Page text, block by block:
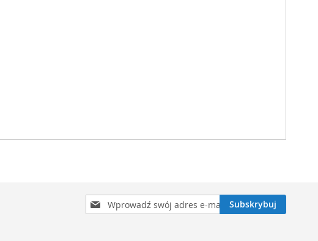
Subskrybuj
nasz
Subskrybuj